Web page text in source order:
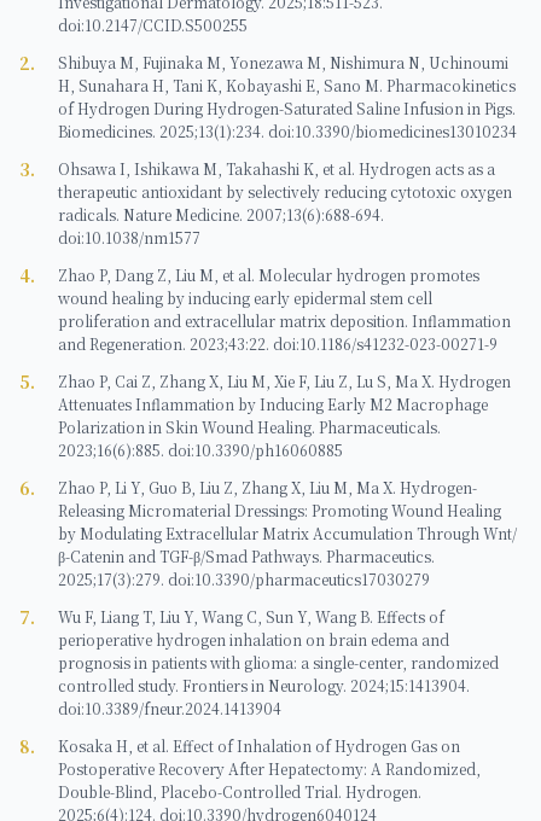
doi:10.2147/CCID.S500255
2.
Shibuya M, Fujinaka M, Yonezawa M, Nishimura N, Uchinoumi
H, Sunahara H, Tani K, Kobayashi E, Sano M. Pharmacokinetics
of Hydrogen During Hydrogen-Saturated Saline Infusion in Pigs.
Biomedicines. 2025;13(1):234. doi:10.3390/biomedicines13010234
3.
Ohsawa I, Ishikawa M, Takahashi K, et al. Hydrogen acts as a
therapeutic antioxidant by selectively reducing cytotoxic oxygen
radicals. Nature Medicine. 2007;13(6):688-694.
doi:10.1038/nm1577
4.
Zhao P, Dang Z, Liu M, et al. Molecular hydrogen promotes
wound healing by inducing early epidermal stem cell
proliferation and extracellular matrix deposition. Inflammation
and Regeneration. 2023;43:22. doi:10.1186/s41232-023-00271-9
5.
Zhao P, Cai Z, Zhang X, Liu M, Xie F, Liu Z, Lu S, Ma X. Hydrogen
Attenuates Inflammation by Inducing Early M2 Macrophage
Polarization in Skin Wound Healing. Pharmaceuticals.
2023;16(6):885. doi:10.3390/ph16060885
6.
Zhao P, Li Y, Guo B, Liu Z, Zhang X, Liu M, Ma X. Hydrogen-
Releasing Micromaterial Dressings: Promoting Wound Healing
by Modulating Extracellular Matrix Accumulation Through Wnt/
β-Catenin and TGF-β/Smad Pathways. Pharmaceutics.
2025;17(3):279. doi:10.3390/pharmaceutics17030279
7.
Wu F, Liang T, Liu Y, Wang C, Sun Y, Wang B. Effects of
perioperative hydrogen inhalation on brain edema and
prognosis in patients with glioma: a single-center, randomized
controlled study. Frontiers in Neurology. 2024;15:1413904.
doi:10.3389/fneur.2024.1413904
8.
Kosaka H, et al. Effect of Inhalation of Hydrogen Gas on
Postoperative Recovery After Hepatectomy: A Randomized,
Double-Blind, Placebo-Controlled Trial. Hydrogen.
2025;6(4):124. doi:10.3390/hydrogen6040124